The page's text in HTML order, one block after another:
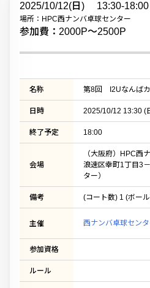
2025/10/12(日) 13:30-18:00
場所：HPC西ナンバ卓球センター
参加費：2000P〜2500P
名称 第8回 I2Uなんば
日時 2025/10/12 13:30 (
終了予定 18:00
会場
（大阪府）HPC西
浪速区幸町1丁目3
ター）
備考 (コート数) 1 (ボー
主催 西ナンバ卓球セン
参加資格
ルール